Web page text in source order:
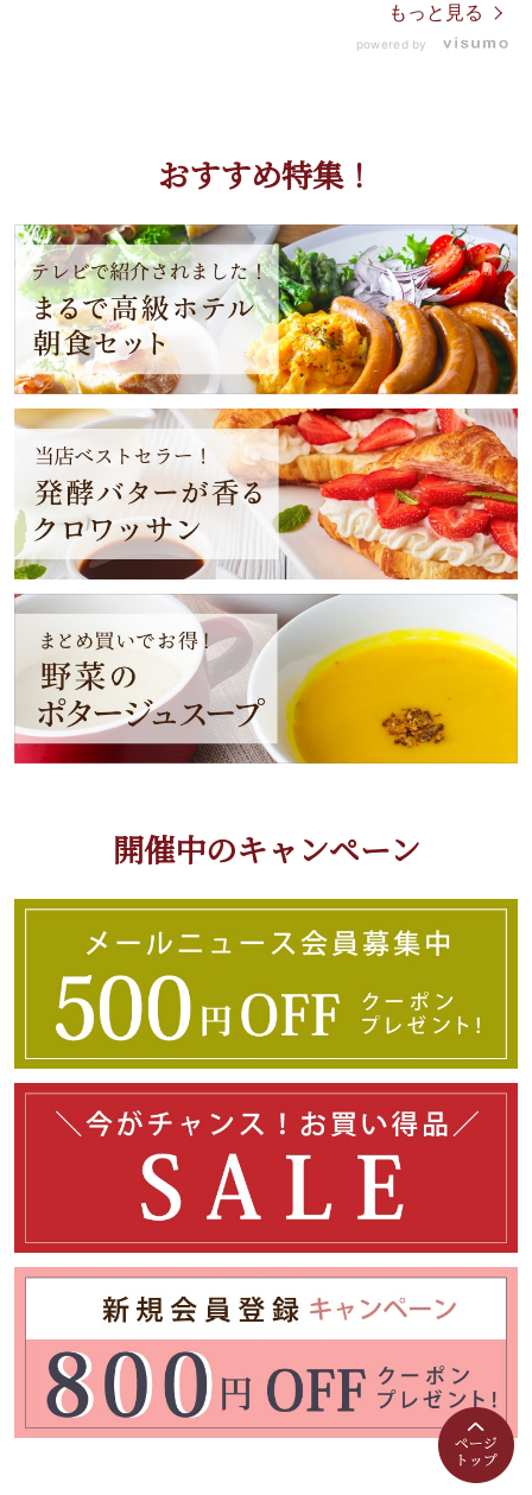
もっと見る
powered by
おすすめ特集！
開催中のキャンペーン